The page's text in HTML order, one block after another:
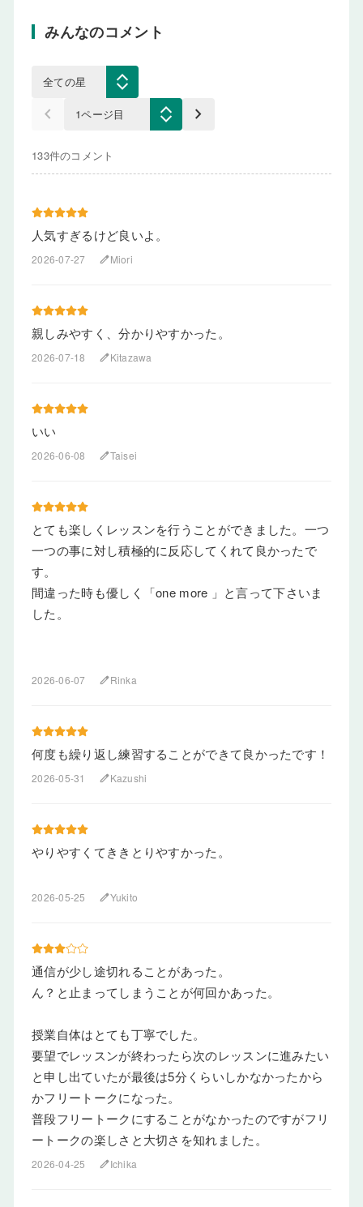
みんなのコメント
keyboard_arrow_left keyboard_arrow_right
133件のコメント
人気すぎるけど良いよ。
2026-07-27 editMiori
親しみやすく、分かりやすかった。
2026-07-18 editKitazawa
いい
2026-06-08 editTaisei
とても楽しくレッスンを行うことができました。一つ
一つの事に対し積極的に反応してくれて良かったで
す。
間違った時も優しく「one more 」と言って下さいま
した。
2026-06-07 editRinka
何度も繰り返し練習することができて良かったです！
2026-05-31 editKazushi
やりやすくてききとりやすかった。
2026-05-25 editYukito
通信が少し途切れることがあった。
ん？と止まってしまうことが何回かあった。
授業自体はとても丁寧でした。
要望でレッスンが終わったら次のレッスンに進みたい
と申し出ていたが最後は5分くらいしかなかったから
かフリートークになった。
普段フリートークにすることがなかったのですがフリ
ートークの楽しさと大切さを知れました。
2026-04-25 editIchika